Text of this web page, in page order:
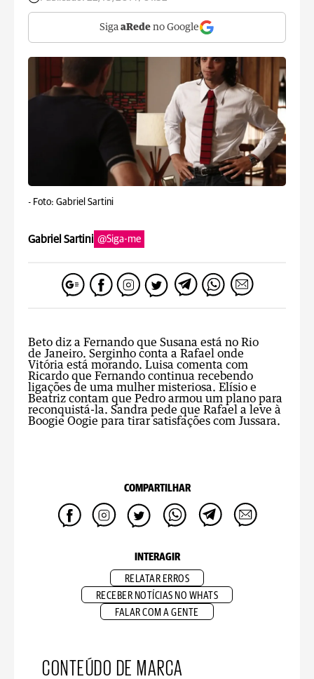
Siga aRede no Google
- Foto: Gabriel Sartini
Gabriel Sartini @Siga-me
Beto diz a Fernando que Susana está no Rio
de Janeiro. Serginho conta a Rafael onde
Vitória está morando. Luisa comenta com
Ricardo que Fernando continua recebendo
ligações de uma mulher misteriosa. Elísio e
Beatriz contam que Pedro armou um plano para
reconquistá-la. Sandra pede que Rafael a leve à
Boogie Oogie para tirar satisfações com Jussara.
COMPARTILHAR
INTERAGIR
RELATAR ERROS
RECEBER NOTÍCIAS NO WHATS
FALAR COM A GENTE
CONTEÚDO DE MARCA